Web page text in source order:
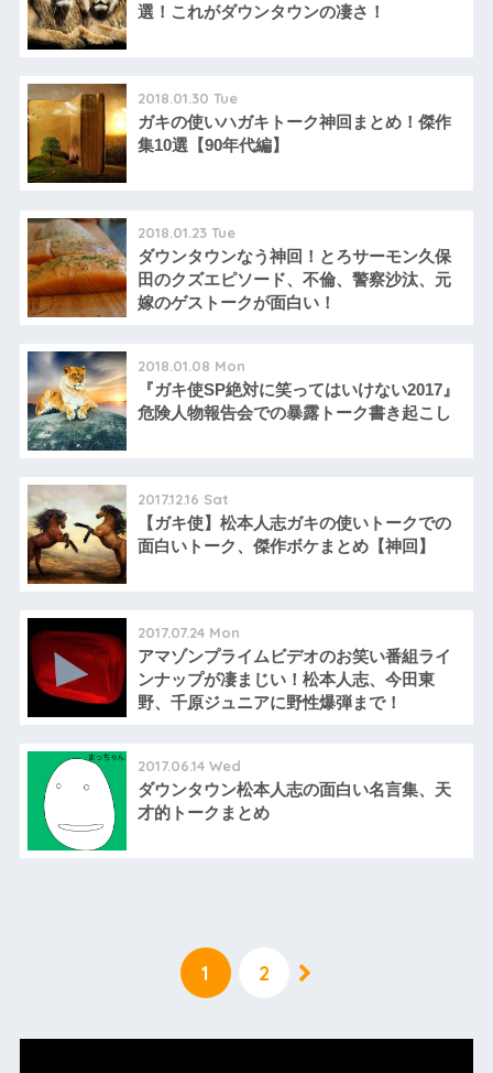
選！これがダウンタウンの凄さ！
2018.01.30 Tue
ガキの使いハガキトーク神回まとめ！傑作
集10選【90年代編】
2018.01.23 Tue
ダウンタウンなう神回！とろサーモン久保
田のクズエピソード、不倫、警察沙汰、元
嫁のゲストークが面白い！
2018.01.08 Mon
『ガキ使SP絶対に笑ってはいけない2017』
危険人物報告会での暴露トーク書き起こし
2017.12.16 Sat
【ガキ使】松本人志ガキの使いトークでの
面白いトーク、傑作ボケまとめ【神回】
2017.07.24 Mon
アマゾンプライムビデオのお笑い番組ライ
ンナップが凄まじい！松本人志、今田東
野、千原ジュニアに野性爆弾まで！
2017.06.14 Wed
ダウンタウン松本人志の面白い名言集、天
才的トークまとめ
1 2